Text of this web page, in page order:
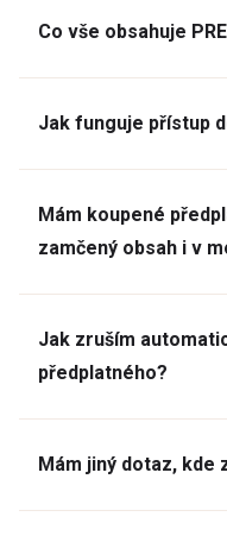
Co vše obsahuje
Jak funguje přístup
Mám koupené
zamčený obsah i v
Jak zruším
předplatného?
Mám jiný dotaz, kde